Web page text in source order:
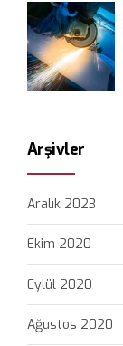
Arşivler
Aralık 2023
Ekim 2020
Eylül 2020
Ağustos 2020